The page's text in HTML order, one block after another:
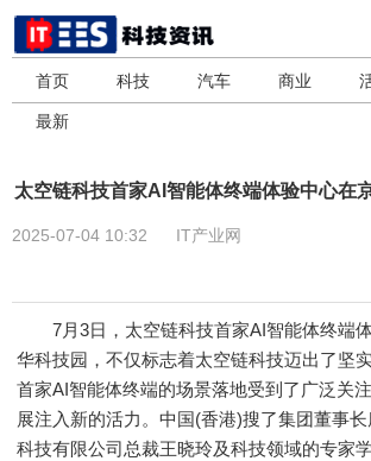
首页 科技 汽车 商业
最新
太空链科技首家AI智能体终端体验中心在
2025-07-04 10:32 IT产业网
7月3日，太空链科技首家AI智能体终端
华科技园，不仅标志着太空链科技迈出了坚
首家AI智能体终端的场景落地受到了广泛关
展注入新的活力。中国(香港)搜了集团董事
科技有限公司总裁王晓玲及科技领域的专家